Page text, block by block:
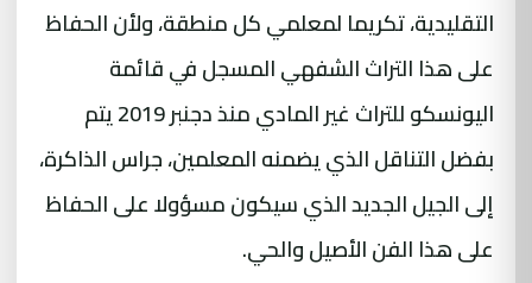
التقليدية، تكريما لمعلمي كل منطقة، ولأن الحفاظ
على هذا التراث الشفهي المسجل في قائمة
اليونسكو للتراث غير المادي منذ دجنبر 2019 يتم
بفضل التناقل الذي يضمنه المعلمين، جراس الذاكرة،
إلى الجيل الجديد الذي سيكون مسؤولا على الحفاظ
على هذا الفن الأصيل والحي.